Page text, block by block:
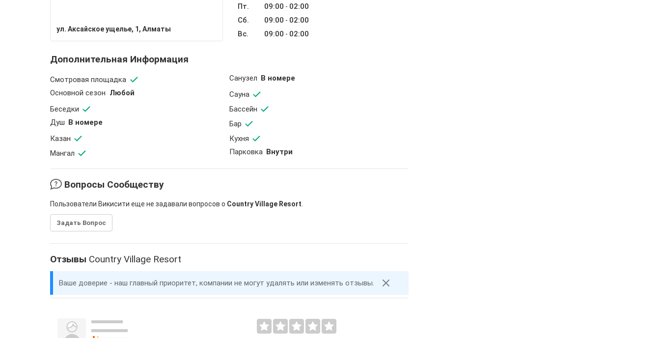
ул. Аксайское ущелье, 1​, Алматы
Пт.
09:00 - 02:00
Сб.
09:00 - 02:00
Вс.
09:00 - 02:00
Дополнительная Информация
Смотровая площадка Санузел В номере
Основной сезон Любой
Сауна
Беседки
Бассейн
Душ В номере
Бар
Казан
Кухня
Мангал
Парковка Внутри
Вопросы Сообществу
Пользователи Викисити еще не задавали вопросов о Country Village Resort
Задать Вопрос
Отзывы Country Village Resort
Ваше доверие - наш главный приоритет, компании не могут удалять или изменять отзывы.